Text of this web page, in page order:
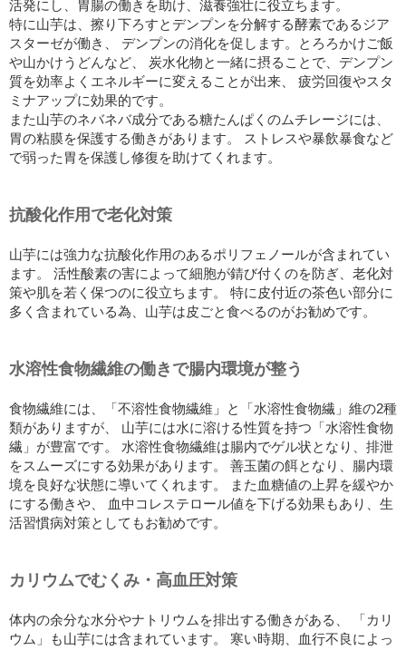
活発にし、胃腸の働きを助け、滋養強壮に役立ちます。
特に山芋は、擦り下ろすとデンプンを分解する酵素であるジア
スターゼが働き、 デンプンの消化を促します。とろろかけご飯
や山かけうどんなど、 炭水化物と一緒に摂ることで、デンプン
質を効率よくエネルギーに変えることが出来、 疲労回復やスタ
ミナアップに効果的です。
また山芋のネバネバ成分である糖たんぱくのムチレージには、
胃の粘膜を保護する働きがあります。 ストレスや暴飲暴食など
で弱った胃を保護し修復を助けてくれます。
抗酸化作用で老化対策
山芋には強力な抗酸化作用のあるポリフェノールが含まれてい
ます。 活性酸素の害によって細胞が錆び付くのを防ぎ、老化対
策や肌を若く保つのに役立ちます。 特に皮付近の茶色い部分に
多く含まれている為、山芋は皮ごと食べるのがお勧めです。
水溶性食物繊維の働きで腸内環境が整う
食物繊維には、「不溶性食物繊維」と「水溶性食物繊」維の2種
類がありますが、 山芋には水に溶ける性質を持つ「水溶性食物
繊」が豊富です。 水溶性食物繊維は腸内でゲル状となり、排泄
をスムーズにする効果があります。 善玉菌の餌となり、腸内環
境を良好な状態に導いてくれます。 また血糖値の上昇を緩やか
にする働きや、 血中コレステロール値を下げる効果もあり、生
活習慣病対策としてもお勧めです。
カリウムでむくみ・高血圧対策
体内の余分な水分やナトリウムを排出する働きがある、 「カリ
ウム」も山芋には含まれています。 寒い時期、血行不良によっ